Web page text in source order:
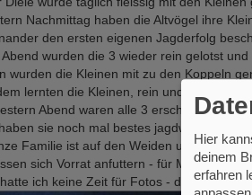
Nachmittag haben die Altvögel ihre
den ersten eigenen Jagderfolg
wurden die 3 wieder rein gelotst und
wurden die Kleinen mit zu den Koppeln
lernten die Kleinen, rein und raus zu
Abend waren alle 3 erschöpft, aber
sie noch mal bestes jagdwetter und
Familie ist auf den Weiden unterwegs.
sich Vorrat anfuttern - für Morgen
ich keine Zeit für Fotos - darum nur
Hier
deinem
erfahren